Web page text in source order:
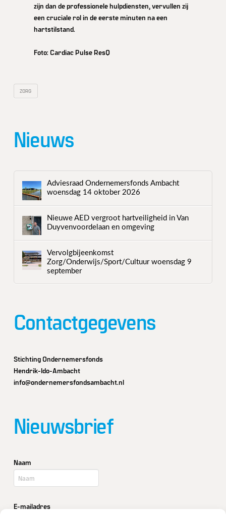
zijn dan de professionele hulpdiensten, vervullen zij
een cruciale rol in de eerste minuten na een
hartstilstand.
Foto: Cardiac Pulse ResQ
ZORG
Nieuws
Adviesraad Ondernemersfonds Ambacht
woensdag 14 oktober 2026
Nieuwe AED vergroot hartveiligheid in Van
Duyvenvoordelaan en omgeving
Vervolgbijeenkomst
Zorg/Onderwijs/Sport/Cultuur woensdag 9
september
Contactgegevens
Stichting Ondernemersfonds
Hendrik-Ido-Ambacht
info@ondernemersfondsambacht.nl
Nieuwsbrief
Naam
E-mailadres